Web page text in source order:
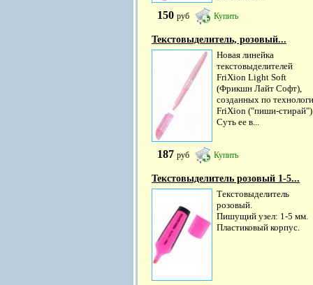
150 руб Купить
Текстовыделитель, розовый...
Новая линейка
текстовыделителей
FriXion Light Soft
(Фрикшн Лайт Софт),
созданных по технологи
FriXion ("пиши-
Суть ее в...
187 руб Купить
Текстовыделитель розовый 1-5...
Текстовыделитель
розовый.
Пишущий узел: 1-5 мм.
Пластиковый корпус.